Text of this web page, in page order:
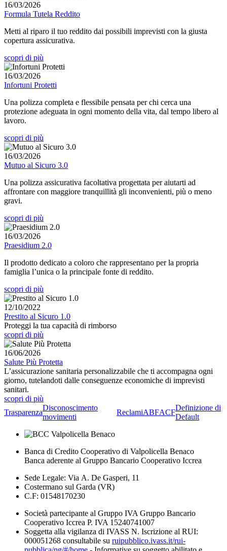
16/03/2026
Formula Tutela Reddito
Metti al riparo il tuo reddito dai possibili imprevisti con la giusta
copertura assicurativa.
scopri di più
16/03/2026
Infortuni Protetti
Una polizza completa e flessibile pensata per chi cerca una
protezione adeguata in ogni momento della vita, dal tempo libero al
lavoro.
scopri di più
16/03/2026
Mutuo al Sicuro 3.0
Una polizza assicurativa facoltativa progettata per aiutarti ad
affrontare con maggiore tranquillità gli inconvenienti, più o meno
gravi.
scopri di più
16/03/2026
Praesidium 2.0
Il prodotto dedicato a coloro che rappresentano per la propria
famiglia l’unica o la principale fonte di reddito.
scopri di più
12/10/2022
Prestito al Sicuro 1.0
Proteggi la tua capacità di rimborso
scopri di più
16/06/2026
Salute Più Protetta
L’assicurazione sanitaria personalizzabile che ti accompagna ogni
giorno, tutelandoti dalle conseguenze economiche di imprevisti
sanitari.
scopri di più
Trasparenza
Disconoscimento
movimenti
ReclamiABFACF
Definizione di
Default
Banca di Credito Cooperativo di Valpolicella Benaco
Banca aderente al Gruppo Bancario Cooperativo Iccrea
Sede Legale: Via A. De Gasperi, 11
Costermano sul Garda (VR)
C.F: 01548170230
Società partecipante al Gruppo IVA Gruppo Bancario
Cooperativo Iccrea P. IVA 15240741007
Soggetta alla vigilanza di IVASS N. Iscrizione al RUI:
000051268 consultabile su ruipubblico.ivass.it/rui-